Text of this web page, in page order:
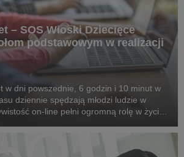
– SOS Wioski Dziecięce
podstawowym w realizacji
w dni powszednie, 6 godzin i 10 minut w
dziennie spędzają młodzi ludzie w
on-line pełni ogromną rolę w życiu